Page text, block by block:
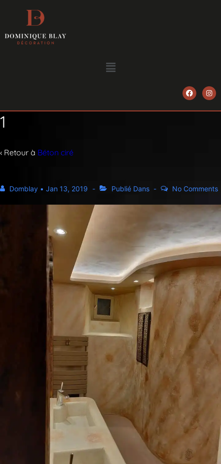
1
‹ Retour à Béton ciré
Domblay • Jan 13, 2019 Publié Dans No Comments